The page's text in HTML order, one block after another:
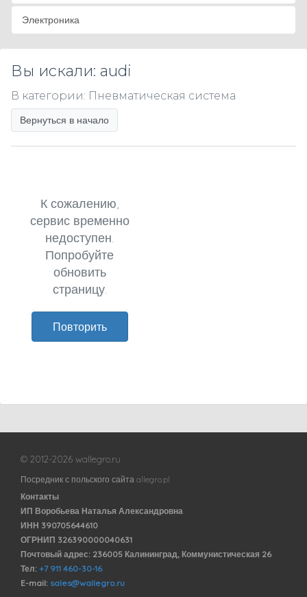
Электроника
Вы искали: audi
В категории: Пневматическая система
Вернуться в начало
К сожалению,
сервис временно
недоступен.
Попробуйте
обновить
страницу.
Повторить
© 2012-2026 wallegro.ru
Посредник с польского сайта allegro.pl
Контакты
ИП Воробьева Наталья Александровна
ИНН 390705644610
ОГРНИП 326390000040631
Почтовый адрес: 236005 Калининград, Коммунистическая 26
Тел: +7 911 460-30-16
E-mail: sales@wallegro.ru